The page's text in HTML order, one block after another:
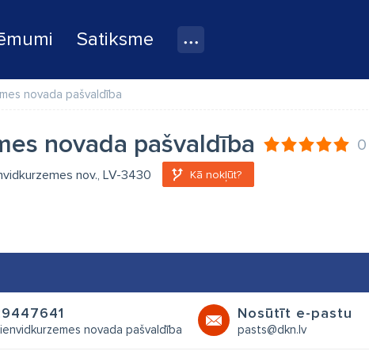
Satiksme
novada pašvaldība
novada pašvaldība 0
nov., LV-3430 Kā nokļūt?
novada pašvaldība
Nosūtīt e-pastu
pasts@dkn.lv